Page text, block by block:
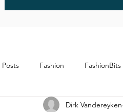
Fashion FashionBits
ArtBits
Dirk Vandereyken